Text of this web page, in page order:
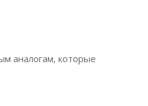
аналогам, которые